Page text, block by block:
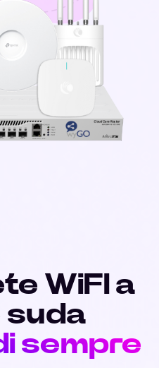
WiFI a
suda
sempre